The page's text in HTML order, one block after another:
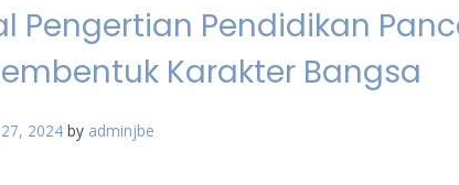
Pengertian Pendidikan
Karakter Bangsa
2024 by adminjbe